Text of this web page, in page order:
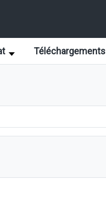
Téléchargements